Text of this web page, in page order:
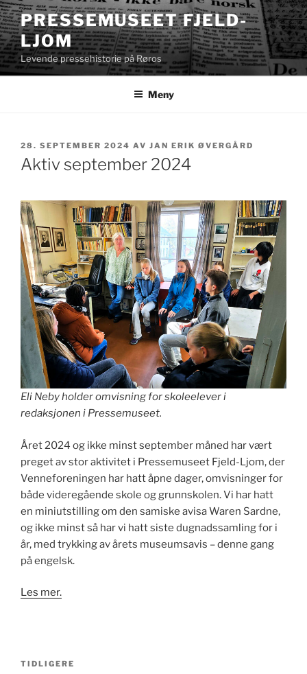
Gå
til
innhold
PRESSEMUSEET FJELD-
LJOM
Levende pressehistorie på Røros
Meny
PUBLISERT
28. SEPTEMBER 2024 AV JAN ERIK ØVERGÅRD
Aktiv september 2024
Eli Neby holder omvisning for skoleelever i
redaksjonen i Pressemuseet.
Året 2024 og ikke minst september måned har vært
preget av stor aktivitet i Pressemuseet Fjeld-Ljom, der
Venneforeningen har hatt åpne dager, omvisninger for
både videregående skole og grunnskolen. Vi har hatt
en miniutstilling om den samiske avisa Waren Sardne,
og ikke minst så har vi hatt siste dugnadssamling for i
år, med trykking av årets museumsavis – denne gang
på engelsk.
Les mer.
Forrige
TIDLIGERE